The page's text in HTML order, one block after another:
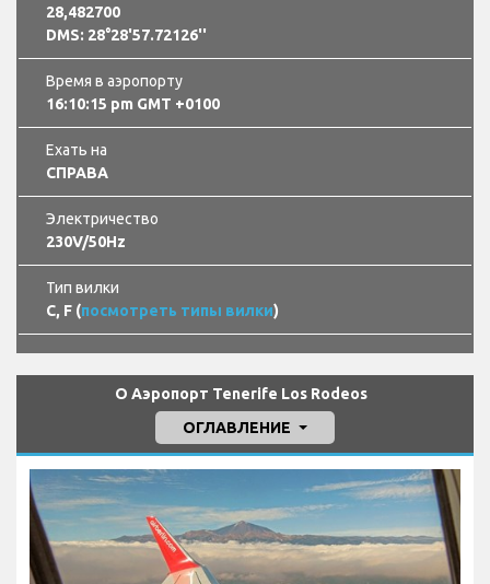
28,482700
DMS: 28°28'57.72126''
Время в аэропорту
16:10:16 pm GMT +0100
Ехать на
СПРАВА
Электричество
230V/50Hz
Тип вилки
C, F (посмотреть типы вилки)
О Аэропорт Tenerife Los Rodeos
ОГЛАВЛЕНИЕ